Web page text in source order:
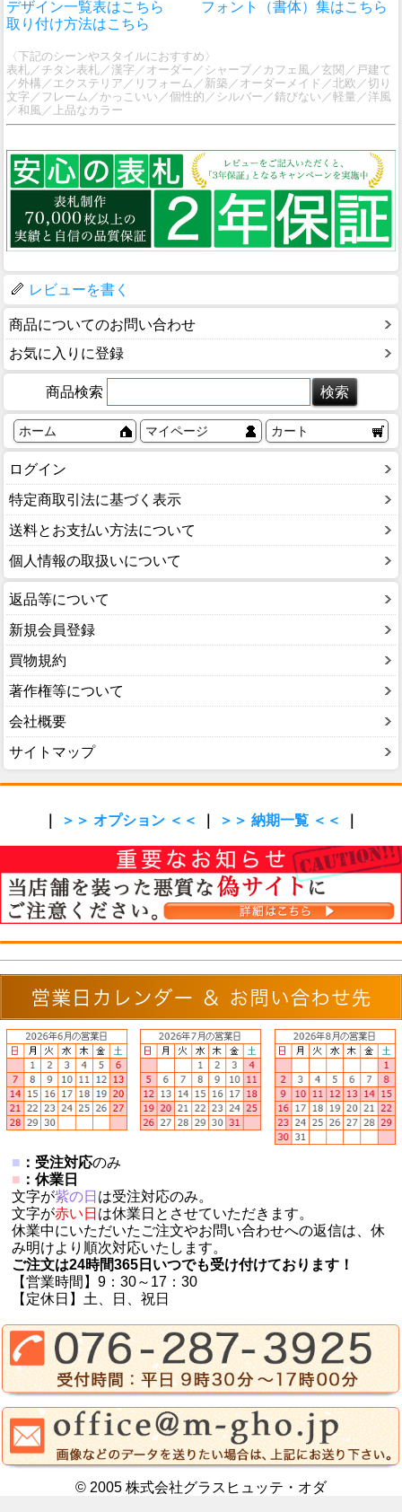
デザイン一覧表はこちら
フォント（書体）集はこちら
取り付け方法はこちら
〈下記のシーンやスタイルにおすすめ〉
表札／チタン表札／漢字／オーダー／シャープ／カフェ風／玄関／戸建て
／外構／エクステリア／リフォーム／新築／オーダーメイド／北欧／切り
文字／フレーム／かっこいい／個性的／シルバー／錆びない／軽量／洋風
／和風／上品なカラー
レビューを書く
商品についてのお問い合わせ
お気に入りに登録
商品検索
ホーム マイページ カート
ログイン
特定商取引法に基づく表示
送料とお支払い方法について
個人情報の取扱いについて
返品等について
新規会員登録
買物規約
著作権等について
会社概要
サイトマップ
＞＞ オプション ＜＜ ＞＞ 納期一覧 ＜＜
■ ：受注対応のみ
■ ：休業日
文字が紫の日 は受注対応のみ。
文字が赤い日 は休業日とさせていただきます。
休業中にいただいたご注文やお問い合わせへの返信は、休
み明けより順次対応いたします。
ご注文は24時間365日いつでも受け付けております！
【営業時間】9：30～17：30
【定休日】土、日、祝日
© 2005 株式会社グラスヒュッテ・オダ